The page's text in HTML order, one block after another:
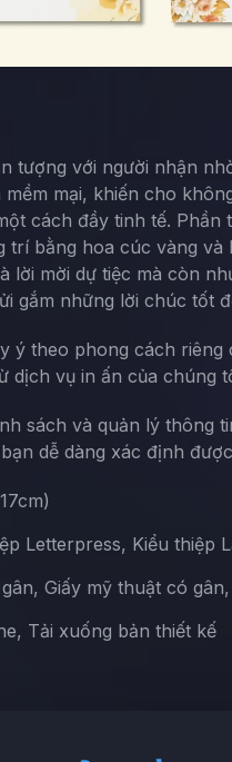
tượng với người nhận
mại, khiến cho
cách đầy tinh tế.
bằng hoa cúc vàng
lời mời dự tiệc mà còn
gắm những lời chúc tốt
ý theo phong cách
dịch vụ in ấn của
sách và quản lý
dễ dàng xác định
Letterpress, Kiểu thiệp
Giấy mỹ thuật có
Tải xuống bản thiết kế